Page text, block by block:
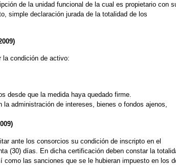
de la unidad funcional de la cual es propietario con
simple declaración jurada de la totalidad de los
la condición de activo:
desde que la medida haya quedado firme.
administración de intereses, bienes o fondos ajenos,
ante los consorcios su condición de inscripto en el
(30) días. En dicha certificación deben constar la
las sanciones que se le hubieran impuesto en los